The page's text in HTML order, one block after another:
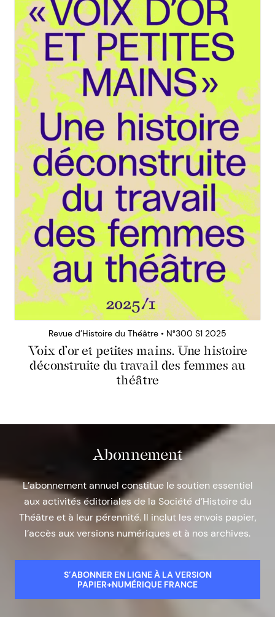
Revue d’Histoire du Théâtre • N°300 S1 2025
Voix d’or et petites mains. Une histoire
déconstruite du travail des femmes au
théâtre
Abonnement
L’abonnement annuel constitue le soutien essentiel
aux activités éditoriales de la Société d’Histoire du
Théâtre et à leur pérennité. Il inclut les envois papier,
l’accès aux versions numériques et à nos archives.
S’ABONNER EN LIGNE À LA VERSION
PAPIER+NUMÉRIQUE FRANCE